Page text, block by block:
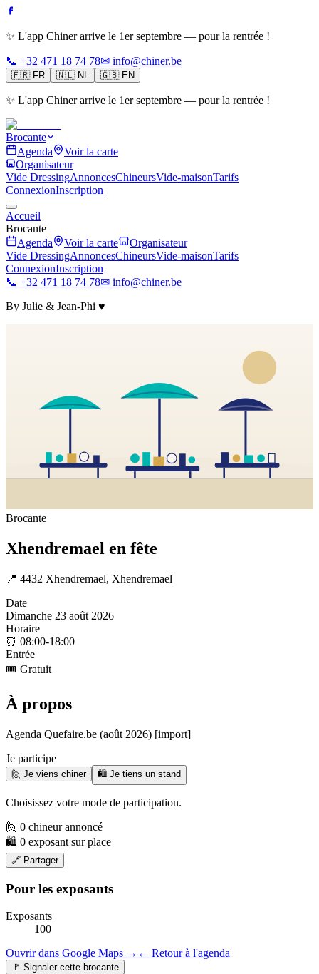
✨ L'app Chiner arrive le 1er septembre — pour la rentrée !
📞 +32 471 18 74 78✉ info@chiner.be
🇫🇷 FR 🇳🇱 NL 🇬🇧 EN
✨ L'app Chiner arrive le 1er septembre — pour la rentrée !
Brocante
Agenda
Voir la carte
Organisateur
Vide DressingAnnoncesChineursVide-maisonTarifs
ConnexionInscription
Accueil
Brocante
Agenda
Voir la carte
Organisateur
Vide DressingAnnoncesChineursVide-maisonTarifs
ConnexionInscription
📞 +32 471 18 74 78✉ info@chiner.be
By Julie & Jean-Phi ♥
Brocante
Xhendremael en fête
📍 4432 Xhendremael, Xhendremael
Date
Dimanche 23 août 2026
Horaire
⏰ 08:00-18:00
Entrée
🎟️ Gratuit
À propos
Agenda Quefaire.be (août 2026) [import]
Je participe
🙋 Je viens chiner 🛍️ Je tiens un stand
Choisissez votre mode de participation.
🙋 0 chineur annoncé
🛍️ 0 exposant sur place
🔗 Partager
Pour les exposants
Exposants
100
Ouvrir dans Google Maps → ← Retour à l'agenda
🚩 Signaler cette brocante